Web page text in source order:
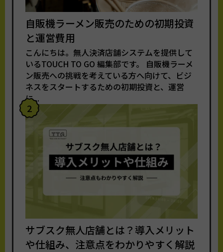
自販機ラーメン販売のための初期投資
と運営費用
こんにちは。無人決済店舗システムを提供して
いるTOUCH TO GO 編集部です。 自販機ラーメ
ン販売への挑戦を考えている方へ向けて、ビジ
ネスをスタートするための初期投資と、運営
に...
2
サブスク無人店舗とは？導入メリット
や仕組み、注意点をわかりやすく解説